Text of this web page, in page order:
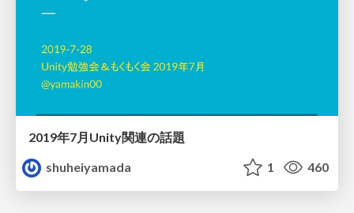
2019年7月Unity関連の話題
shuheiyamada
1 460